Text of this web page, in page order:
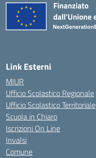
Link Esterni
MIUR
Ufficio Scolastico Regionale
Ufficio Scolastico Territoriale
Scuola in Chiaro
Iscrizioni On Line
Invalsi
Comune